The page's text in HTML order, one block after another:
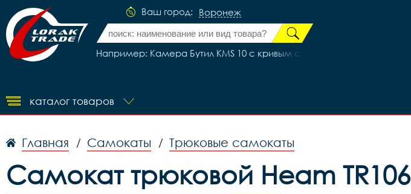
Ваш город: Воронеж
Например: Камера Бутил KMS 10 с кривым соском
каталог товаров
Главная / Самокаты / Трюковые самокаты
Самокат трюковой Heam